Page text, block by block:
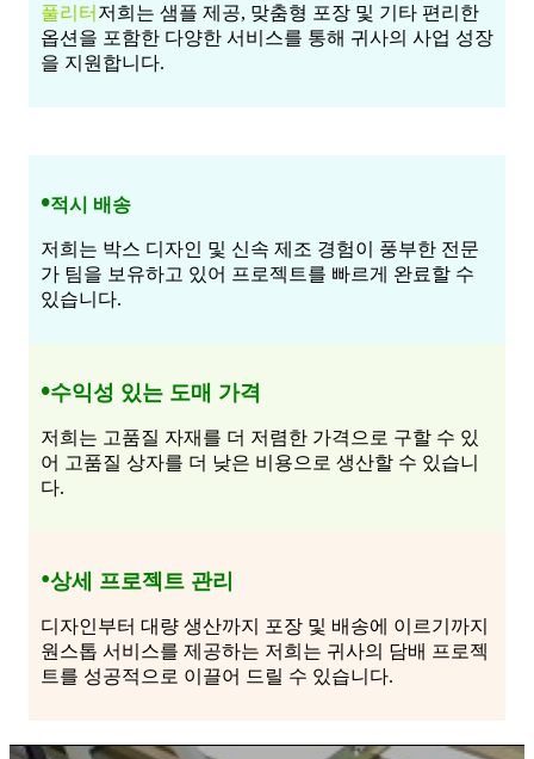
풀리터 저희는 샘플 제공, 맞춤형 포장 및 기타 편리한
옵션을 포함한 다양한 서비스를 통해 귀사의 사업 성장
을 지원합니다.
•적시 배송
저희는 박스 디자인 및 신속 제조 경험이 풍부한 전문
가 팀을 보유하고 있어 프로젝트를 빠르게 완료할 수
있습니다.
•수익성 있는 도매 가격
저희는 고품질 자재를 더 저렴한 가격으로 구할 수 있
어 고품질 상자를 더 낮은 비용으로 생산할 수 있습니
다.
•상세 프로젝트 관리
디자인부터 대량 생산까지 포장 및 배송에 이르기까지
원스톱 서비스를 제공하는 저희는 귀사의 담배 프로젝
트를 성공적으로 이끌어 드릴 수 있습니다.